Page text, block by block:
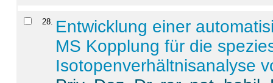
28. Entwicklung einer
MS Kopplung für die
Isotopenverhältnisanalyse